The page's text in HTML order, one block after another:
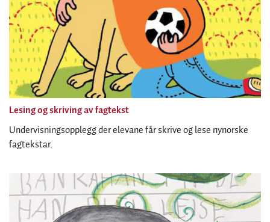
Lesing og skriving av fagtekst
Undervisningsopplegg der elevane får skrive og lese nynorske
fagtekstar.